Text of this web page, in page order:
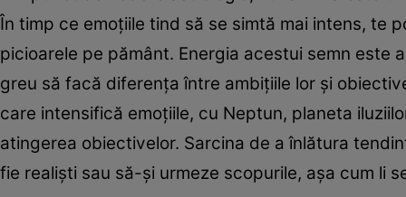
În timp ce emoţiile tind să se simtă mai intens, te
picioarele pe pământ. Energia acestui semn este
greu să facă diferenţa între ambiţiile lor şi
care intensifică emoţiile, cu Neptun, planeta
atingerea obiectivelor. Sarcina de a înlătura
fie realişti sau să-şi urmeze scopurile, aşa cum li